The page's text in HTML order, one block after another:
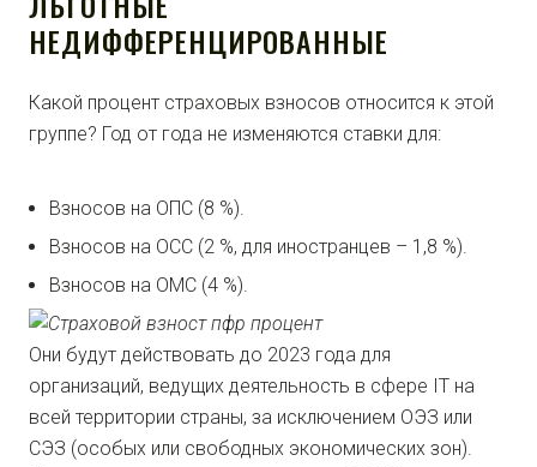
НЕДИФФЕРЕНЦИРОВАННЫЕ
Какой процент страховых взносов относится к этой
группе? Год от года не изменяются ставки для:
Взносов на ОПС (8 %).
Взносов на ОСС (2 %, для иностранцев – 1,8 %).
Взносов на ОМС (4 %).
Они будут действовать до 2023 года для
организаций, ведущих деятельность в сфере IT на
всей территории страны, за исключением ОЭЗ или
СЭЗ (особых или свободных экономических зон).